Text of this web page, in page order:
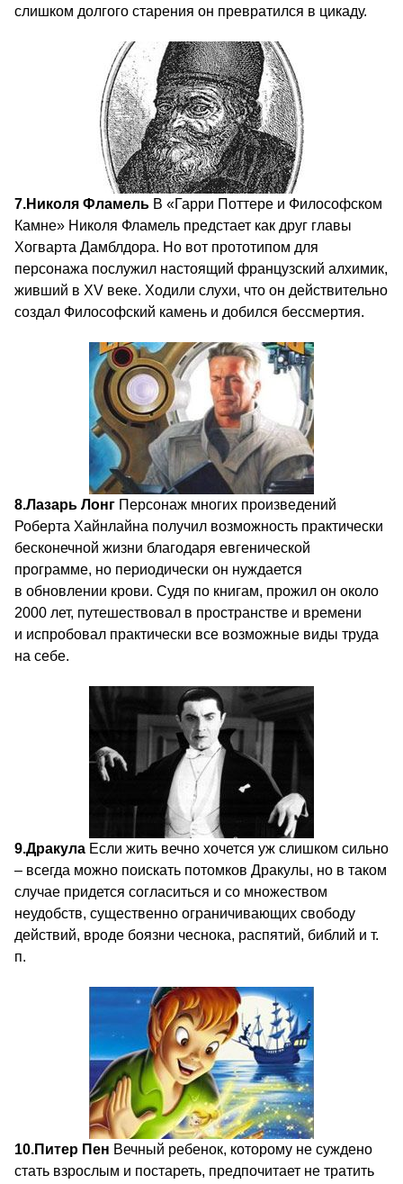
слишком долгого старения он превратился в цикаду.
7.Николя Фламель В «Гарри Поттере и Философском
Камне» Николя Фламель предстает как друг главы
Хогварта Дамблдора. Но вот прототипом для
персонажа послужил настоящий французский алхимик,
живший в XV веке. Ходили слухи, что он действительно
создал Философский камень и добился бессмертия.
8.Лазарь Лонг Персонаж многих произведений
Роберта Хайнлайна получил возможность практически
бесконечной жизни благодаря евгенической
программе, но периодически он нуждается
в обновлении крови. Судя по книгам, прожил он около
2000 лет, путешествовал в пространстве и времени
и испробовал практически все возможные виды труда
на себе.
9.Дракула Если жить вечно хочется уж слишком сильно
– всегда можно поискать потомков Дракулы, но в таком
случае придется согласиться и со множеством
неудобств, существенно ограничивающих свободу
действий, вроде боязни чеснока, распятий, библий и т.
п.
10.Питер Пен Вечный ребенок, которому не суждено
стать взрослым и постареть, предпочитает не тратить